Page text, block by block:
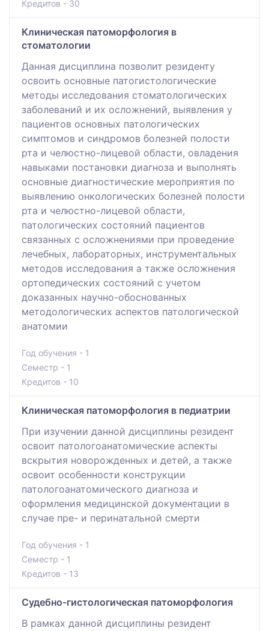
Кредитов - 30
Клиническая патоморфология в
стоматологии
Данная дисциплина позволит резиденту
освоить основные патогистологические
методы исследования стоматологических
заболеваний и их осложнений, выявления у
пациентов основных патологических
симптомов и синдромов болезней полости
рта и челюстно-лицевой области, овладения
навыками постановки диагноза и выполнять
основные диагностические мероприятия по
выявлению онкологических болезней полости
рта и челюстно-лицевой области,
патологических состояний пациентов
связанных с осложнениями при проведение
лечебных, лабораторных, инструментальных
методов исследования а также осложнения
ортопедических состояний с учетом
доказанных научно-обоснованных
методологических аспектов патологической
анатомии
Год обучения - 1
Семестр - 1
Кредитов - 10
Клиническая патоморфология в педиатрии
При изучении данной дисциплины резидент
освоит патологоанатомические аспекты
вскрытия новорожденных и детей, а также
освоит особенности конструкции
патологоанатомического диагноза и
оформления медицинской документации в
случае пре- и перинатальной смерти
Год обучения - 1
Семестр - 1
Кредитов - 13
Судебно-гистологическая патоморфология
В рамках данной дисциплины резидент